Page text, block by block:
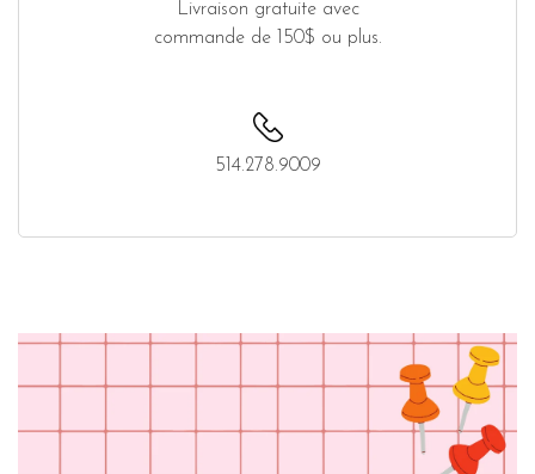
Livraison gratuite avec
commande de 150$ ou plus.
514.278.9009